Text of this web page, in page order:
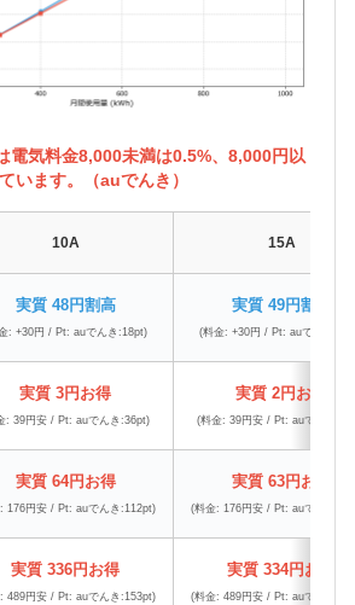
電気料金8,000未満は0.5%、8,000円以
います。（auでんき）
10A 15A
実質 48円割高
: +30円 / Pt: auでんき:18pt)
実質 49円割高
(料金: +30円 / Pt: auでんき
実質 3円お得
: 39円安 / Pt: auでんき:36pt)
実質 2円お得
(料金: 39円安 / Pt: auでんき
実質 64円お得
176円安 / Pt: auでんき:112pt)
実質 63円お得
(料金: 176円安 / Pt: auでんき
実質 336円お得
489円安 / Pt: auでんき:153pt)
実質 334円お得
(料金: 489円安 / Pt: auでんき